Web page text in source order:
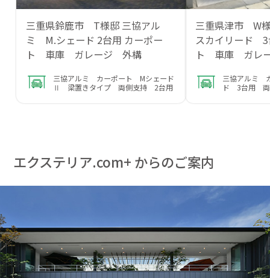
三重県鈴鹿市 T様邸 三協アル
ミ M.シェード 2台用 カーポー
ト 車庫 ガレージ 外構
三協アルミ カーポート Mシェード
Ⅱ 梁置きタイプ 両側支持 2台用
三重県津市 W
スカイリード
ト 車庫 ガレ
三協アルミ
ド 3台用 両
エクステリア.com+ からのご案内